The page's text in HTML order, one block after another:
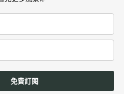
免費訂閱